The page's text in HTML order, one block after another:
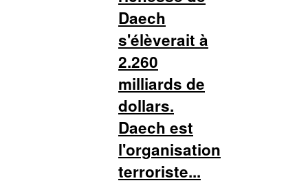
Daech
s'élèverait à
2.260
milliards de
dollars.
Daech est
l'organisation
terroriste...